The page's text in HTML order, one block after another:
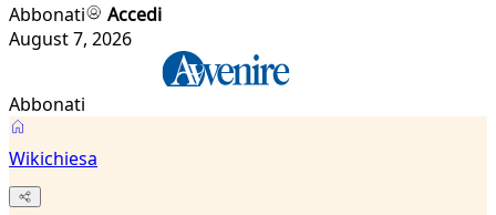
Abbonati
Accedi
August 7, 2026
Abbonati
Wikichiesa